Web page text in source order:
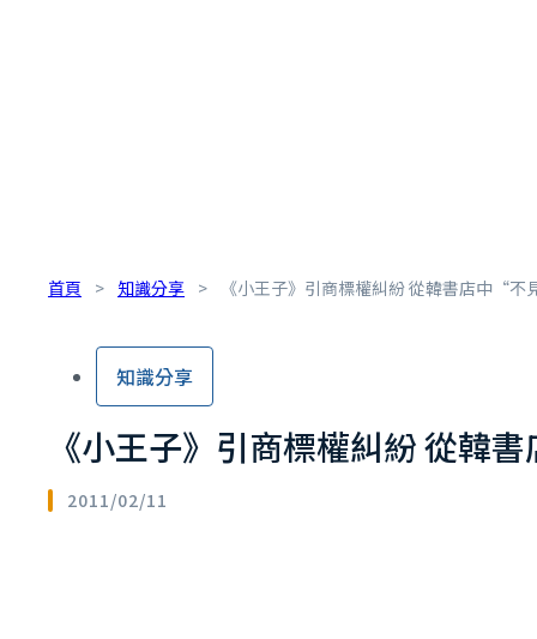
首頁 > 知識分享 > 《小王子》引商標權糾紛 從韓書店中“
知識分享
《小王子》引商標權糾紛 從韓
2011/02/11